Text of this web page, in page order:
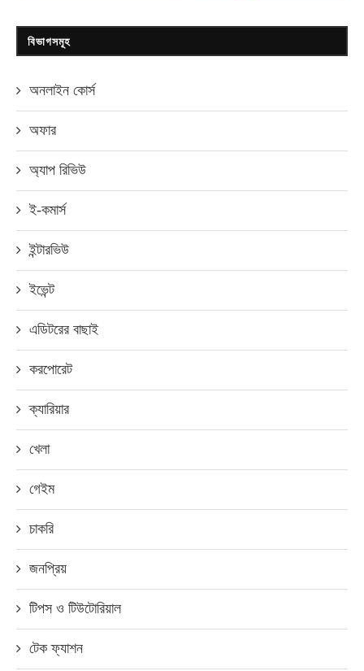
বিভাগসমূহ
অনলাইন কোর্স
অফার
অ্যাপ রিভিউ
ই-কমার্স
ইন্টারভিউ
ইভেন্ট
এডিটরের বাছাই
করপোরেট
ক্যারিয়ার
খেলা
গেইম
চাকরি
জনপ্রিয়
টিপস ও টিউটোরিয়াল
টেক ফ্যাশন